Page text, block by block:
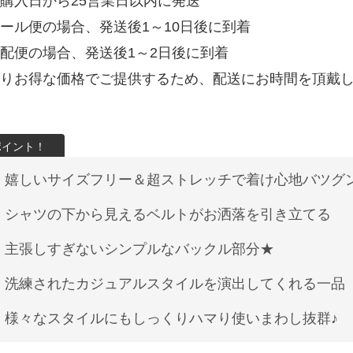
ル便の場合、発送後1～10日後に到着
便の場合、発送後1～2日後に到着
お得な価格でご提供するため、配送にお時間を頂戴し
嬉しいサイズフリー＆超ストレッチで着け心地バツグ
シャツの下から見えるベルトがお洒落を引き立てる
主張しすぎないシンプルなバックル部分★
洗練されたカジュアルスタイルを演出してくれる一品
様々なスタイルにもしっくりハマり使いまわし抜群♪